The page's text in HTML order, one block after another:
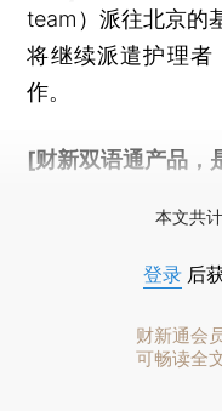
team）派往北京的
将继续派遣护理者
作。
[财新双语通产品，
本文共
登录 后
财新通会
可畅读全